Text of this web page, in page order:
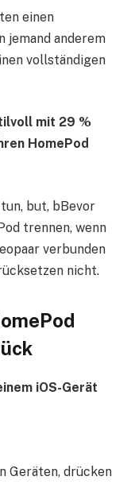
einen
jemand anderem
vollständigen
mit 29 %
HomePod
but, bBevor
trennen, wenn
verbunden
nicht.
iOS-Gerät
Geräten, drücken